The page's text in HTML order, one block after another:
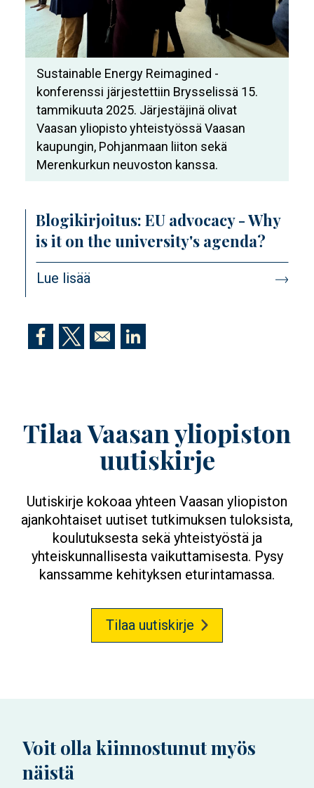
Sustainable Energy Reimagined -
konferenssi järjestettiin Brysselissä 15.
tammikuuta 2025. Järjestäjinä olivat
Vaasan yliopisto yhteistyössä Vaasan
kaupungin, Pohjanmaan liiton sekä
Merenkurkun neuvoston kanssa.
Blogikirjoitus: EU advocacy - Why
is it on the university's agenda?
Lue lisää
Opens in a new window
Opens in a new windowOpens in a new window
Tilaa Vaasan yliopiston
uutiskirje
Uutiskirje kokoaa yhteen Vaasan yliopiston
ajankohtaiset uutiset tutkimuksen tuloksista,
koulutuksesta sekä yhteistyöstä ja
yhteiskunnallisesta vaikuttamisesta. Pysy
kanssamme kehityksen eturintamassa.
Tilaa uutiskirje
Voit olla kiinnostunut myös
näistä